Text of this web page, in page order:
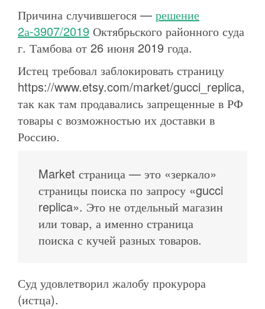
Причина случившегося — решение
2а-3907/2019 Октябрьского районного суда
г. Тамбова от 26 июня 2019 года.
Истец требовал заблокировать страницу
https://www.etsy.com/market/gucci_replica,
так как там продавались запрещенные в РФ
товары с возможностью их доставки в
Россию.
Market страница — это «зеркало»
страницы поиска по запросу «gucci
replica». Это не отдельный магазин
или товар, а именно страница
поиска с кучей разных товаров.
Суд удовлетворил жалобу прокурора
(истца).